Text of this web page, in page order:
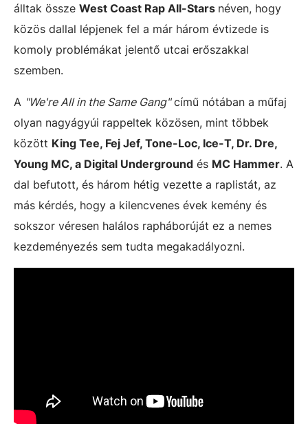
álltak össze West Coast Rap All-Stars néven, hogy
közös dallal lépjenek fel a már három évtizede is
komoly problémákat jelentő utcai erőszakkal
szemben.
A "We're All in the Same Gang"című nótában a műfaj
olyan nagyágyúi rappeltek közösen, mint többek
között King Tee, Fej Jef, Tone-Loc, Ice-T, Dr. Dre,
Young MC, a Digital Underground és MC Hammer. A
dal befutott, és három hétig vezette a raplistát, az
más kérdés, hogy a kilencvenes évek kemény és
sokszor véresen halálos rapháborúját ez a nemes
kezdeményezés sem tudta megakadályozni.